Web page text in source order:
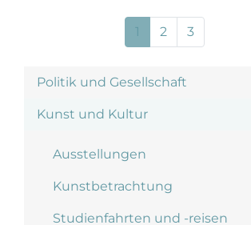
Politik und Gesellschaft
Kunst und Kultur
Ausstellungen
Kunstbetrachtung
Studienfahrten und -reisen
1 2 3